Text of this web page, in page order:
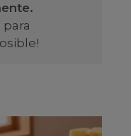
para